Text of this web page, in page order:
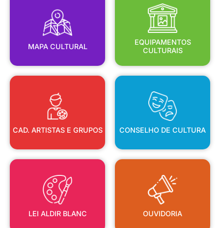
MAPA CULTURAL
MAPA CULTURAL
EQUIPAMENTOS
CULTURAIS
EQUIPAMENTOS
CULTURAIS
CAD. ARTISTAS E GRUPOS
CAD. ARTISTAS E GRUPOS
CONSELHO DE CULTURA
CONSELHO DE CULTURA
LEI ALDIR BLANC
LEI ALDIR BLANC
OUVIDORIA
OUVIDORIA